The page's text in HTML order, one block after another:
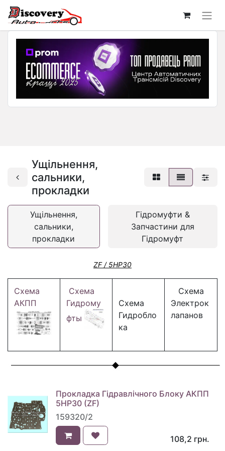
Ущільнення,
сальники,
прокладки
Ущільнення,
сальники,
прокладки
Гідромуфти &
Запчастини для
Гідромуфт
ZF / 5HP30
Схема
АКПП
Схема
Гидрому
фты
Схема
Гидробло
ка
Схема
Электрок
лапанов
Прокладка Гідравлічного Блоку АКПП
5HP30 (ZF)
159320/2
108,2 грн.